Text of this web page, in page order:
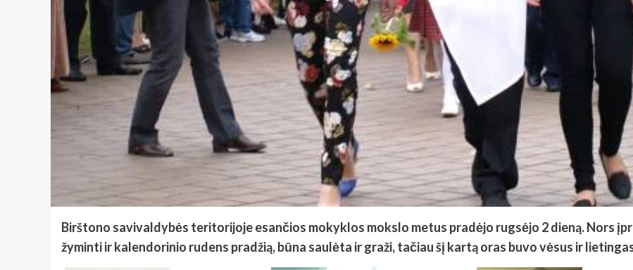
Birštono savivaldybės teritorijoje esančios mokyklos mokslo metus pradėjo rugsėjo 2 dieną. Nors
žyminti ir kalendorinio rudens pradžią, būna saulėta ir graži, tačiau šį kartą oras buvo vėsus ir